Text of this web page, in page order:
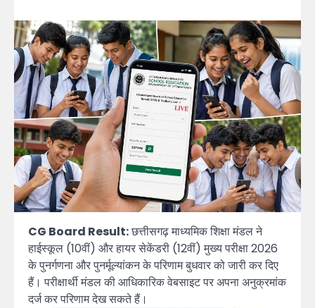
CG Board Result:छत्तीसगढ़ माध्यमिक शिक्षा मंडल ने
हाईस्कूल (10वीं) और हायर सेकेंडरी (12वीं) मुख्य परीक्षा 2026
के पुनर्गणना और पुनर्मूल्यांकन के परिणाम बुधवार को जारी कर दिए
हैं। परीक्षार्थी मंडल की आधिकारिक वेबसाइट पर अपना अनुक्रमांक
दर्ज कर परिणाम देख सकते हैं।